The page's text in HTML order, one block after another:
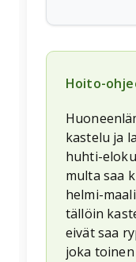
Hoito-
kastelu ja
huhti-
multa saa
helmi-
tällöin
eivät saa
joka